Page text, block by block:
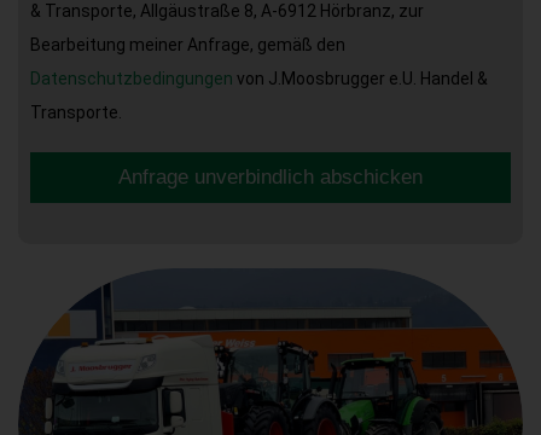
& Transporte, Allgäustraße 8, A-6912 Hörbranz, zur
Bearbeitung meiner Anfrage, gemäß den
Datenschutzbedingungen von J.Moosbrugger e.U. Handel &
Transporte.
Anfrage unverbindlich abschicken